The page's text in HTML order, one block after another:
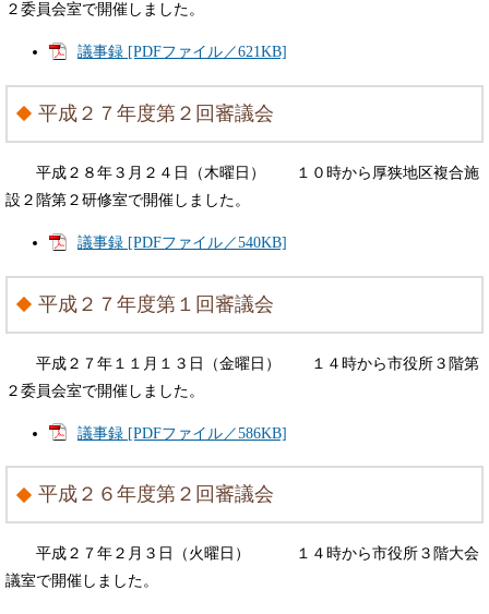
２委員会室で開催しました。
議事録 [PDFファイル／621KB]
平成２７年度第２回審議会
平成２８年３月２４日（木曜日） １０時から厚狭地区複合施
設２階第２研修室で開催しました。
議事録 [PDFファイル／540KB]
平成２７年度第１回審議会
平成２７年１１月１３日（金曜日） １４時から市役所３階第
２委員会室で開催しました。
議事録 [PDFファイル／586KB]
平成２６年度第２回審議会
平成２７年２月３日（火曜日） １４時から市役所３階大会
議室で開催しました。